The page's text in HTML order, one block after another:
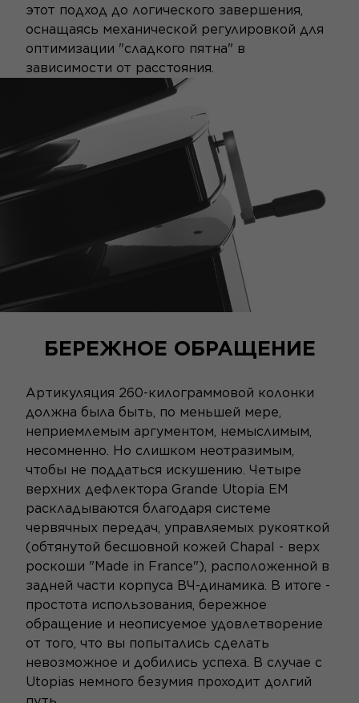
этот подход до логического завершения,
оснащаясь механической регулировкой для
оптимизации "сладкого пятна" в
зависимости от расстояния.
БЕРЕЖНОЕ ОБРАЩЕНИЕ
Артикуляция 260-килограммовой колонки
должна была быть, по меньшей мере,
неприемлемым аргументом, немыслимым,
несомненно. Но слишком неотразимым,
чтобы не поддаться искушению. Четыре
верхних дефлектора Grande Utopia EM
раскладываются благодаря системе
червячных передач, управляемых рукояткой
(обтянутой бесшовной кожей Chapal - верх
роскоши "Made in France"), расположенной в
задней части корпуса ВЧ-динамика. В итоге -
простота использования, бережное
обращение и неописуемое удовлетворение
от того, что вы попытались сделать
невозможное и добились успеха. В случае с
Utopias немного безумия проходит долгий